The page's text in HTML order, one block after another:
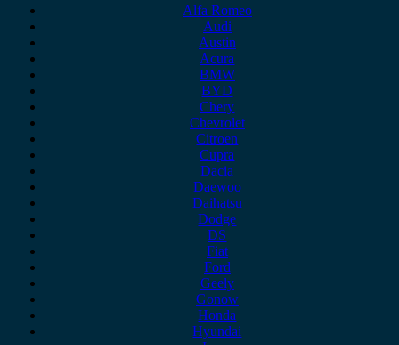
Alfa Romeo
Audi
Austin
Acura
BMW
BYD
Chery
Chevrolet
Citroen
Cupra
Dacia
Daewoo
Daihatsu
Dodge
DS
Fiat
Ford
Geely
Gonow
Honda
Hyundai